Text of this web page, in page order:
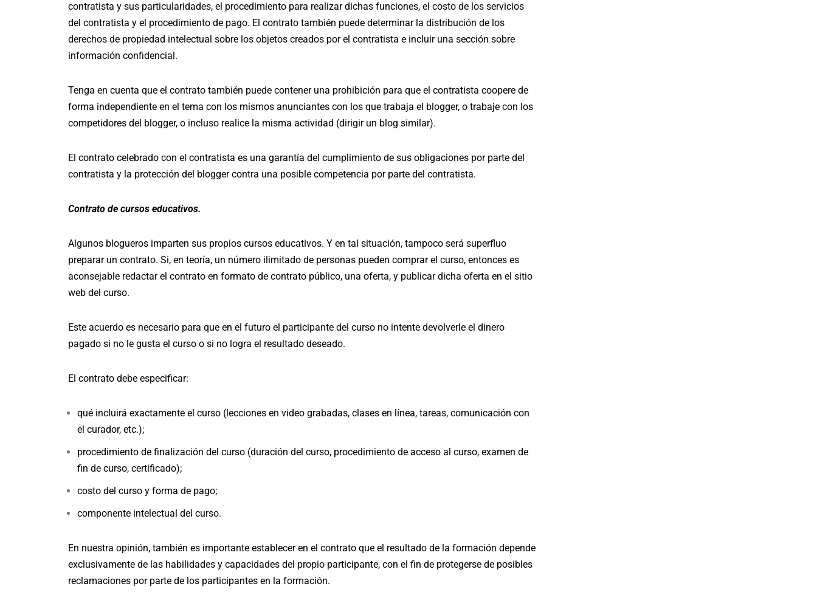
contratista y sus particularidades, el procedimiento para realizar dichas funciones, el costo de los servicios
del contratista y el procedimiento de pago. El contrato también puede determinar la distribución de los
derechos de propiedad intelectual sobre los objetos creados por el contratista e incluir una sección sobre
información confidencial.
Tenga en cuenta que el contrato también puede contener una prohibición para que el contratista coopere de
forma independiente en el tema con los mismos anunciantes con los que trabaja el blogger, o trabaje con los
competidores del blogger, o incluso realice la misma actividad (dirigir un blog similar).
El contrato celebrado con el contratista es una garantía del cumplimiento de sus obligaciones por parte del
contratista y la protección del blogger contra una posible competencia por parte del contratista.
Contrato de cursos educativos.
Algunos blogueros imparten sus propios cursos educativos. Y en tal situación, tampoco será superfluo
preparar un contrato. Si, en teoría, un número ilimitado de personas pueden comprar el curso, entonces es
aconsejable redactar el contrato en formato de contrato público, una oferta, y publicar dicha oferta en el sitio
web del curso.
Este acuerdo es necesario para que en el futuro el participante del curso no intente devolverle el dinero
pagado si no le gusta el curso o si no logra el resultado deseado.
El contrato debe especificar:
qué incluirá exactamente el curso (lecciones en video grabadas, clases en línea, tareas, comunicación con
el curador, etc.);
procedimiento de finalización del curso (duración del curso, procedimiento de acceso al curso, examen de
fin de curso, certificado);
costo del curso y forma de pago;
componente intelectual del curso.
En nuestra opinión, también es importante establecer en el contrato que el resultado de la formación depende
exclusivamente de las habilidades y capacidades del propio participante, con el fin de protegerse de posibles
reclamaciones por parte de los participantes en la formación.